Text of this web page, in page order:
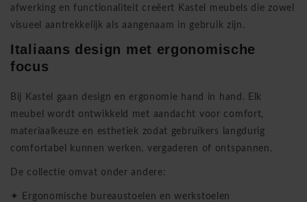
afwerking en functionaliteit creëert Kastel meubels die zowel
visueel aantrekkelijk als aangenaam in gebruik zijn.
Italiaans design met ergonomische
focus
Bij Kastel gaan design en ergonomie hand in hand. Elk
meubel wordt ontwikkeld met aandacht voor comfort,
materiaalkeuze en esthetiek zodat gebruikers langdurig
comfortabel kunnen werken, vergaderen of ontspannen.
De collectie omvat onder andere:
✦ Ergonomische bureaustoelen en werkstoelen